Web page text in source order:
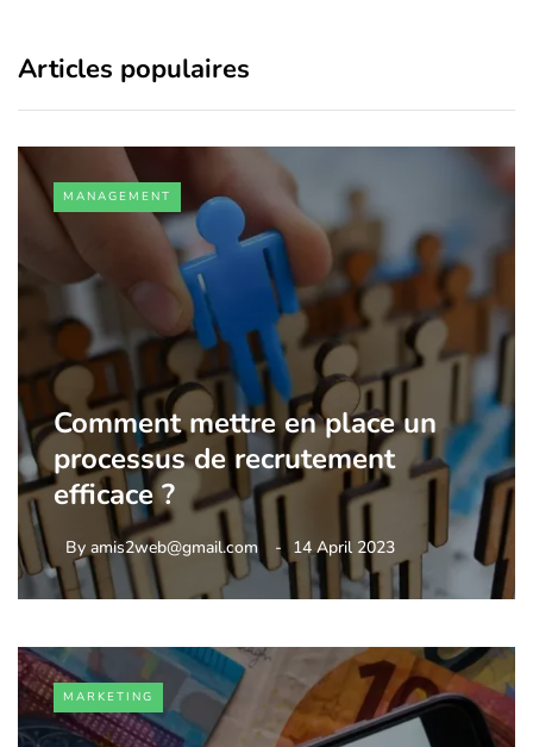
Articles populaires
MANAGEMENT
Comment mettre en place un
processus de recrutement
efficace ?
By amis2web@gmail.com 14 April 2023
MARKETING